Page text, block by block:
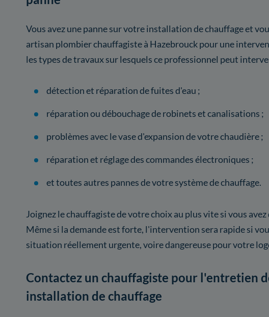
Vous avez une panne sur votre installation de chauffage et
artisan plombier chauffagiste à Hazebrouck pour une
les types de travaux sur lesquels ce professionnel peut
détection et réparation de fuites d'eau ;
réparation ou débouchage de robinets et canalisations ;
problèmes avec le vase d'expansion de votre chaudière ;
réparation et réglage des commandes électroniques ;
et toutes autres pannes de votre système de chauffage.
Joignez le chauffagiste de votre choix au plus vite si vous
Même si la demande est forte, l'intervention sera rapide si
situation réellement urgente, voire dangereuse pour votre
Contactez un chauffagiste pour l'entretien
installation de chauffage